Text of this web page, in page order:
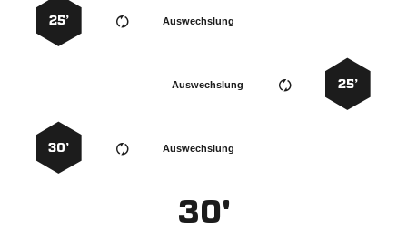
Auswechslung
25’
25’
Auswechslung
Auswechslung
30’
30'